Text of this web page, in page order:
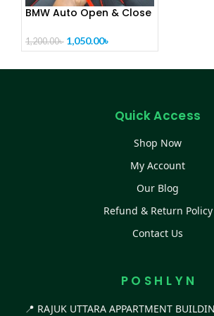
BMW Auto Open & Close
Premium Quality [CODE-
PL1326]
1,200.00৳ 1,050.00৳
Quick Access
Shop Now
My Account
Our Blog
Refund & Return Policy
Contact Us
P O S H L Y N
📍 RAJUK UTTARA APPARTMENT